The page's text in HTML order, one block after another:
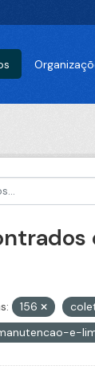
156
e-